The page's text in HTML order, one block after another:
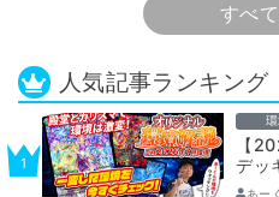
すべ
人気記事ランキング
【
デッ
グ】
あー